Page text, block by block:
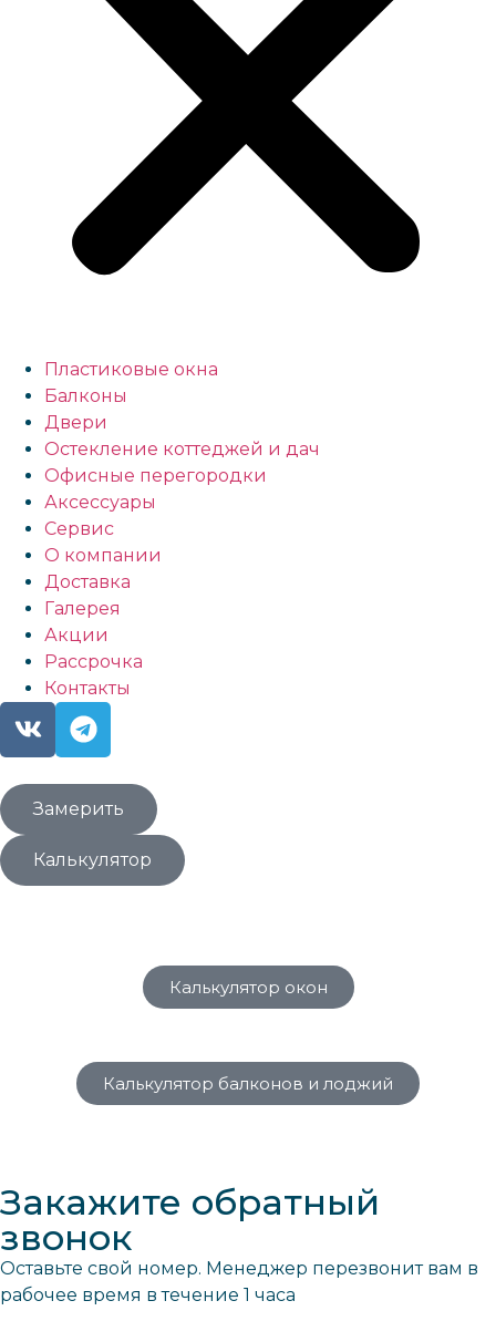
Пластиковые окна
Балконы
Двери
Остекление коттеджей и дач
Офисные перегородки
Аксессуары
Сервис
О компании
Доставка
Галерея
Акции
Рассрочка
Контакты
Замерить
Калькулятор
Калькулятор окон
Калькулятор балконов и лоджий
Закажите обратный
звонок
Оставьте свой номер. Менеджер перезвонит вам в
рабочее время в течение 1 часа